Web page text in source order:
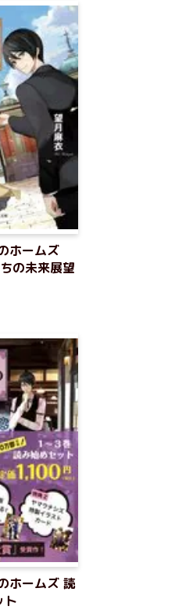
ホームズ
の未来展望
ホームズ 読
ト